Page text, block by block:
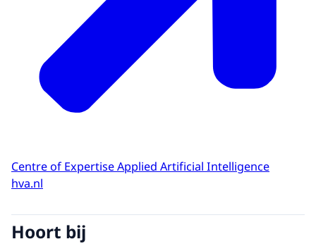
Centre of Expertise Applied Artificial Intelligence
hva.nl
Hoort bij